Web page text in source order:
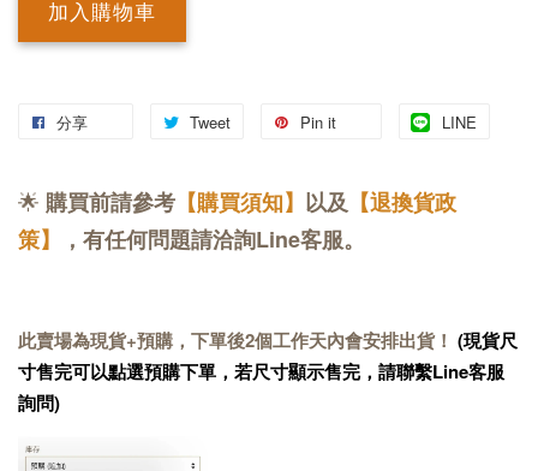
加入購物車
分享 Tweet Pin it LINE
🌟 購買前請參考 【購買須知】 以及 【退換貨政
策】
，有任何問題請洽詢Line客服。
此賣場為現貨+預購，下單後2個工作天內會安排出貨！ (現貨尺
寸售完可以點選預購下單，若尺寸顯示售完，請聯繫Line客服
詢問)